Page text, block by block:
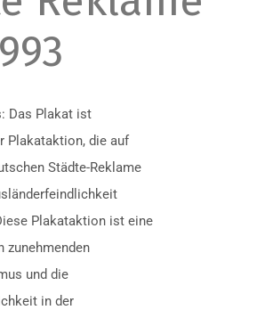
Das Plakat ist
Plakataktion, die auf
Städte-Reklame
Plakataktion ist eine
zunehmenden
und die
in der